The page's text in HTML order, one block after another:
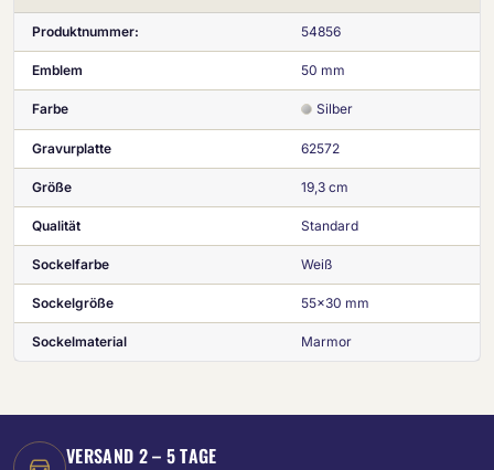
Produktnummer: 54856
Emblem 50 mm
Farbe Silber
Gravurplatte 62572
Größe 19,3 cm
Qualität Standard
Sockelfarbe Weiß
Sockelgröße 55x30 mm
Sockelmaterial Marmor
VERSAND 2 – 5 TAGE